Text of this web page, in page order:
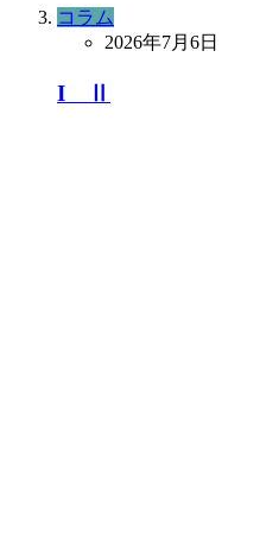
コラム
2026年7月6日
I Ⅱ